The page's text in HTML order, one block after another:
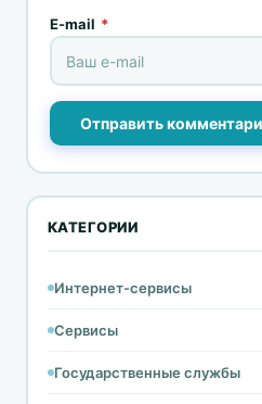
E-mail *
Отправить
КАТЕГОРИИ
Интернет-сервисы
Сервисы
Государственные службы